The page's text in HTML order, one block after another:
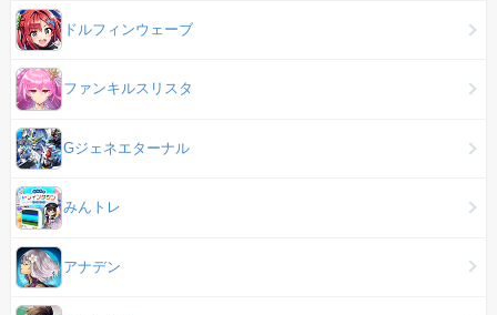
ドルフィンウェーブ
ファンキルスリスタ
Gジェネエターナル
みんトレ
アナデン